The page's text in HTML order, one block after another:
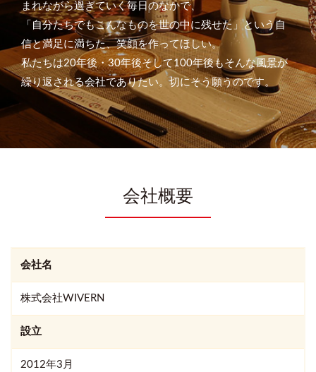
まれながら過ぎていく毎日のなかで、
「自分たちでもこんなものを世の中に残せた」という自
信と満足に満ちた、笑顔を作ってほしい。
私たちは20年後・30年後そして100年後もそんな風景が
繰り返される会社でありたい。切にそう願うのです。
会社概要
会社名
株式会社WIVERN
設立
2012年3月